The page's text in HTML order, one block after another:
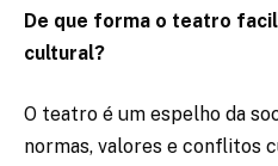
De que forma o teatro
cultural?
O teatro é um espelho da
normas, valores e conflitos